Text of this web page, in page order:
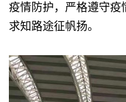
疫情防护，严格遵守疫
求知路途征帆扬。